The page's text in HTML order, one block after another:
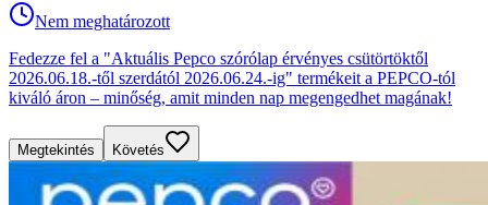
Nem meghatározott
Fedezze fel a "Aktuális Pepco szórólap érvényes csütörtöktől
2026.06.18.-től szerdától 2026.06.24.-ig" termékeit a PEPCO-tól
kiváló áron – minőség, amit minden nap megengedhet magának!
Megtekintés Követés